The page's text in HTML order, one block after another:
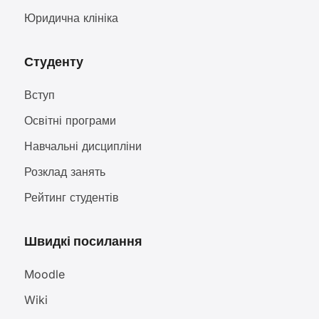
Юридична клініка
Студенту
Вступ
Освітні програми
Навчальні дисципліни
Розклад занять
Рейтинг студентів
Швидкі посилання
Moodle
Wiki